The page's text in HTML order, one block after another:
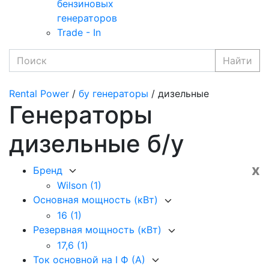
бензиновых
генераторов
Trade - In
Найти
Rental Power / бу генераторы / дизельные
Генераторы
дизельные б/у
x
Бренд
Wilson (1)
Основная мощность (кВт)
16 (1)
Резервная мощность (кВт)
17,6 (1)
Ток основной на I Ф (А)